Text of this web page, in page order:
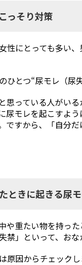
っそり対策
性にとっても多い
とつ“尿モレ（尿
思っている人がい
尿モレを起こすよ
ですから、「自分
ときに起きる尿
や重たい物を持っ
」といって、おな
因からチェックし